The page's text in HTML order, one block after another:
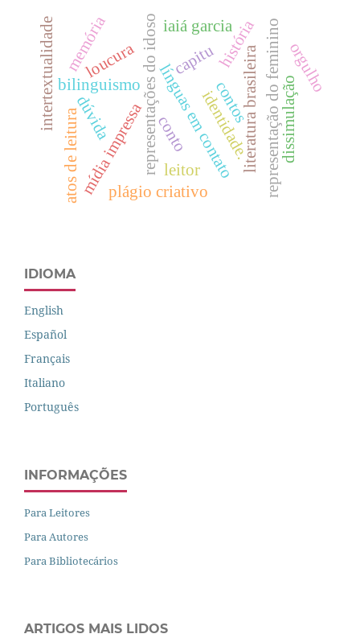
representações do idoso
mídia impressa identidade.
línguas em contato
bilinguismo
intertextualidade
plágio criativo
literatura brasileira
contos
loucura
conto
história
capitu representação do feminino
dúvida
memória
atos de leitura leitor
iaiá garcia
dissimulação
orgulho
IDIOMA
English
Español
Français
Italiano
Português
INFORMAÇÕES
Para Leitores
Para Autores
Para Bibliotecários
ARTIGOS MAIS LIDOS